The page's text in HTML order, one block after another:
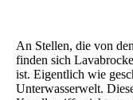
An Stellen, die von
finden sich
ist. Eigentlich wie
Unterwasserwelt.